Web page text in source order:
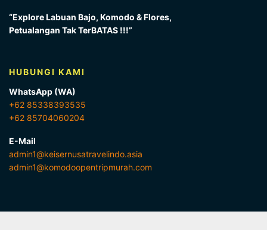
“Explore Labuan Bajo, Komodo & Flores,
Petualangan Tak TerBATAS !!!”
HUBUNGI KAMI
WhatsApp (WA)
+62 85338393535
+62 85704060204
E-Mail
admin1@keisernusatravelindo.asia
admin1@komodoopentripmurah.com